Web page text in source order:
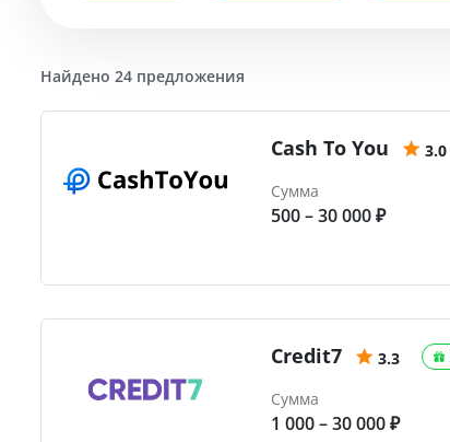
Найдено 24 предложения
Cash To You
3.0
Сумма
500 – 30 000 ₽
Credit7 3.3
Сумма
1 000 – 30 000 ₽